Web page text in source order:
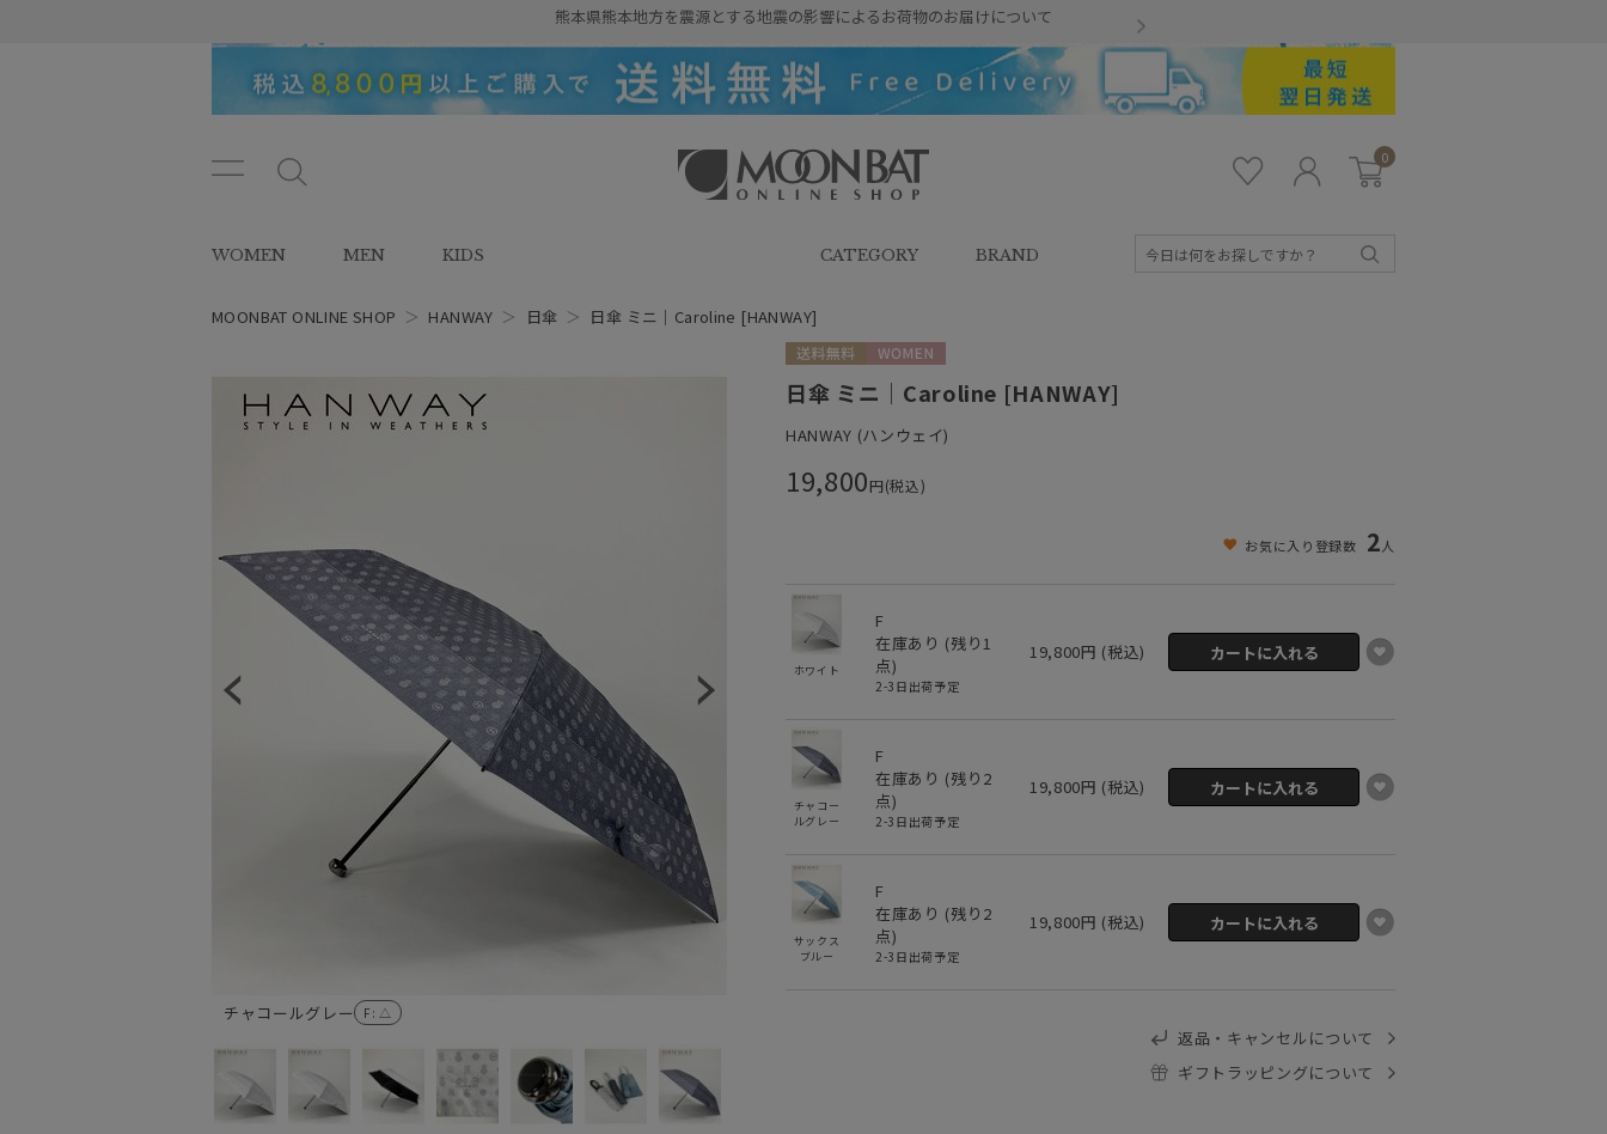
熊本県熊本地方を震源とする地震の影響によるお荷物のお届けについて
ン
ュ
ー
タ
SHOP（ムーンバットオンラインシ
イ
ン
0
WOMEN MEN KIDS CATEGORY BRAND
MOONBAT ONLINE SHOP ＞ HANWAY ＞ 日傘 ＞ 日傘 ミニ｜Caroline [HANWAY]
チャコールグレー F : △
日傘 ミニ｜Caroline [HANWAY]
HANWAY (ハンウェイ)
19,800円(税込)
お気に入り登録数 2人
ホワイト
F
在庫あり (残り1
点)
2-3日出荷予定
19,800円 (税込)
チャコー
ルグレー
F
在庫あり (残り 2
点)
2-3日出荷予定
19,800円 (税込)
サックス
ブルー
F
在庫あり (残り 2
点)
2-3日出荷予定
19,800円 (税込)
返品・キャンセルについて
ギフトラッピングについて